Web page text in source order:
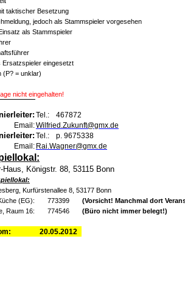
taktischer Besetzung
jedoch als Stammspieler vorgesehen
als Stammspieler
Ersatzspieler eingesetzt
(P? = unklar)
nicht eingehalten!
Tel.:
467872
Email:Wilfried.Zukunft@gmx.de
Tel.:
p. 9675338
Email: Rai.Wagner@gmx.de
Haus, Königstr. 88, 53115 Bonn
Kurfürstenallee 8, 53177 Bonn
(EG):
773399
(Vorsicht! Manchmal dort
Raum 16:
774546 (Büro nicht immer belegt!)
20.05.2012